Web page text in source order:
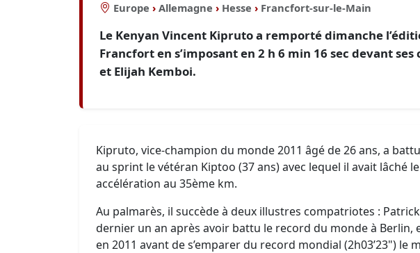
Europe › Allemagne › Hesse › Francfort-sur-le-Main
Le Kenyan Vincent Kipruto a remporté dimanche
Francfort en s’imposant en 2 h 6 min 16 sec devant
et Elijah Kemboi.
Kipruto, vice-champion du monde 2011 âgé de 26 ans, a battu
au sprint le vétéran Kiptoo (37 ans) avec lequel il avait lâché
accélération au 35ème km.
Au palmarès, il succède à deux illustres compatriotes : Patrick
dernier un an après avoir battu le record du monde à Berlin,
en 2011 avant de s’emparer du record mondial (2h03’23") le